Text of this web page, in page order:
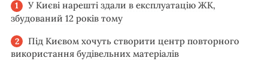
У Києві нарешті здали в експлуатацію ЖК,
збудований 12 років тому
Під Києвом хочуть створити центр повторного
використання будівельних матеріалів